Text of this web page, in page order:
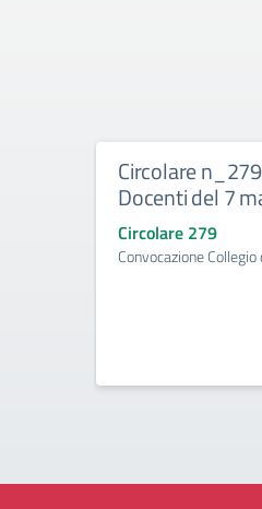
Circolare
Docenti del 7
Circolare 279
Convocazione